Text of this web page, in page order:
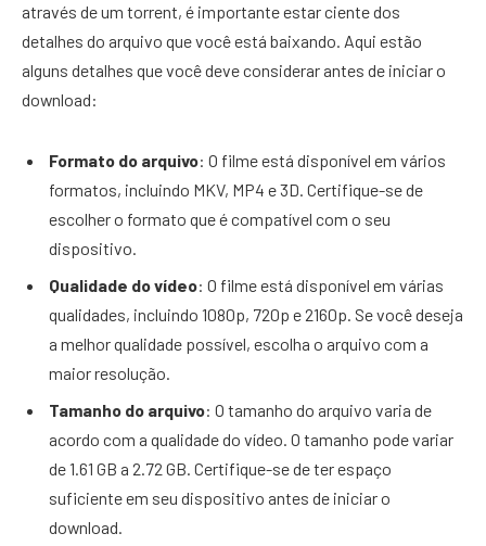
através de um torrent, é importante estar ciente dos
detalhes do arquivo que você está baixando. Aqui estão
alguns detalhes que você deve considerar antes de iniciar o
download:
Formato do arquivo: O filme está disponível em vários
formatos, incluindo MKV, MP4 e 3D. Certifique-se de
escolher o formato que é compatível com o seu
dispositivo.
Qualidade do vídeo: O filme está disponível em várias
qualidades, incluindo 1080p, 720p e 2160p. Se você deseja
a melhor qualidade possível, escolha o arquivo com a
maior resolução.
Tamanho do arquivo: O tamanho do arquivo varia de
acordo com a qualidade do vídeo. O tamanho pode variar
de 1.61 GB a 2.72 GB. Certifique-se de ter espaço
suficiente em seu dispositivo antes de iniciar o
download.